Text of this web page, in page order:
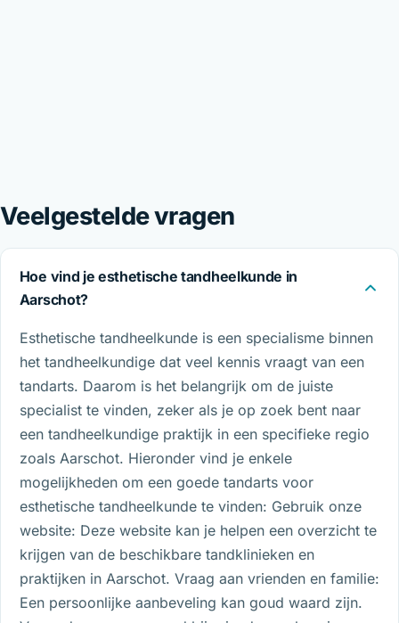
Veelgestelde vragen
Hoe vind je esthetische tandheelkunde in
Aarschot?
Esthetische tandheelkunde is een specialisme binnen
het tandheelkundige dat veel kennis vraagt van een
tandarts. Daarom is het belangrijk om de juiste
specialist te vinden, zeker als je op zoek bent naar
een tandheelkundige praktijk in een specifieke regio
zoals Aarschot. Hieronder vind je enkele
mogelijkheden om een goede tandarts voor
esthetische tandheelkunde te vinden: Gebruik onze
website: Deze website kan je helpen een overzicht te
krijgen van de beschikbare tandklinieken en
praktijken in Aarschot. Vraag aan vrienden en familie:
Een persoonlijke aanbeveling kan goud waard zijn.